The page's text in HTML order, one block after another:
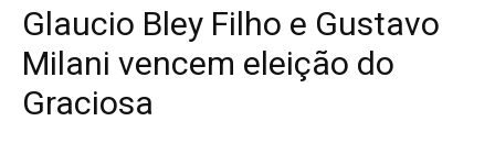
Glaucio Bley Filho e Gustavo
Milani vencem eleição do
Graciosa